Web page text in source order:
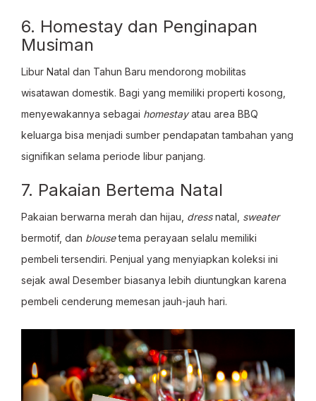
6. Homestay dan Penginapan
Musiman
Libur Natal dan Tahun Baru mendorong mobilitas
wisatawan domestik. Bagi yang memiliki properti kosong,
menyewakannya sebagai homestayatau area BBQ
keluarga bisa menjadi sumber pendapatan tambahan yang
signifikan selama periode libur panjang.
7. Pakaian Bertema Natal
Pakaian berwarna merah dan hijau, dressnatal, sweater
bermotif, dan blousetema perayaan selalu memiliki
pembeli tersendiri. Penjual yang menyiapkan koleksi ini
sejak awal Desember biasanya lebih diuntungkan karena
pembeli cenderung memesan jauh-jauh hari.